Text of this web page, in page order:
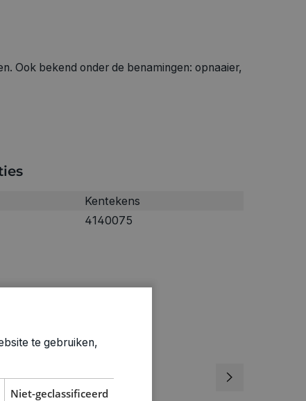
Ook bekend onder de benamingen: opnaaier,
Kentekens
4140075
te gebruiken,
Niet-geclassificeerd